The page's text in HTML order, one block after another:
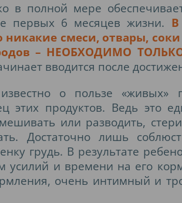
в полной мере
первых 6 месяцев жизни.
никакие смеси, отвары,
– НЕОБХОДИМО
вводится после
о пользе «живых»
этих продуктов. Ведь это
или разводить,
Достаточно лишь
грудь. В результате
усилий и времени на его
очень интимный и